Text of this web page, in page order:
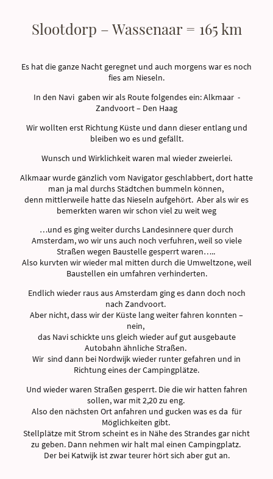
Slootdorp – Wassenaar = 165 km
Es hat die ganze Nacht geregnet und auch morgens war es noch
fies am Nieseln.
In den Navi gaben wir als Route folgendes ein: Alkmaar -
Zandvoort – Den Haag
Wir wollten erst Richtung Küste und dann dieser entlang und
bleiben wo es und gefällt.
Wunsch und Wirklichkeit waren mal wieder zweierlei.
Alkmaar wurde gänzlich vom Navigator geschlabbert, dort hatte
man ja mal durchs Städtchen bummeln können,
denn mittlerweile hatte das Nieseln aufgehört. Aber als wir es
bemerkten waren wir schon viel zu weit weg
…und es ging weiter durchs Landesinnere quer durch
Amsterdam, wo wir uns auch noch verfuhren, weil so viele
Straßen wegen Baustelle gesperrt waren…..
Also kurvten wir wieder mal mitten durch die Umweltzone, weil
Baustellen ein umfahren verhinderten.
Endlich wieder raus aus Amsterdam ging es dann doch noch
nach Zandvoort.
Aber nicht, dass wir der Küste lang weiter fahren konnten –
nein,
das Navi schickte uns gleich wieder auf gut ausgebaute
Autobahn ähnliche Straßen.
Wir sind dann bei Nordwijk wieder runter gefahren und in
Richtung eines der Campingplätze.
Und wieder waren Straßen gesperrt. Die die wir hatten fahren
sollen, war mit 2,20 zu eng.
Also den nächsten Ort anfahren und gucken was es da für
Möglichkeiten gibt.
Stellplätze mit Strom scheint es in Nähe des Strandes gar nicht
zu geben. Dann nehmen wir halt mal einen Campingplatz.
Der bei Katwijk ist zwar teurer hört sich aber gut an.